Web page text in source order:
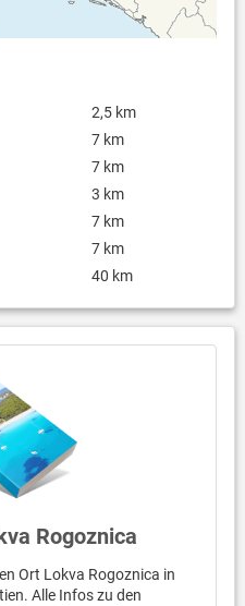
2,5 km
7 km
7 km
3 km
7 km
7 km
40 km
Rogoznica
Ort Lokva Rogoznica in
Alle Infos zu den